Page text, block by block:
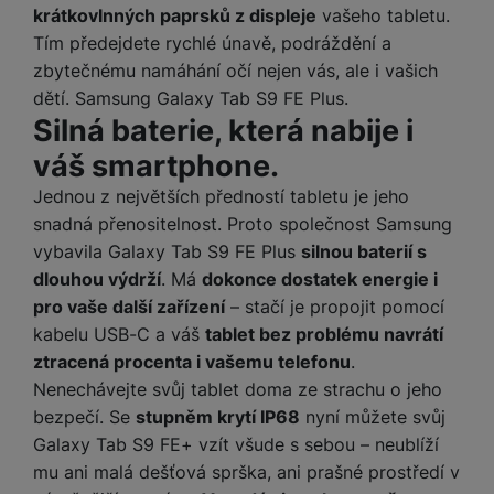
n
st
ví
k
v
y
s
a
v
a
ů
m
v
l
a
d
č
e
H
e
r
n
í
sl
h
á
k
l
e
z
e
D
l
k
o
v
é
o
v
d
a
P
o
w
e
r
b
n
k
y
B
e
P
krátkovlnných paprsků z displeje vašeho tabletu.
Tím předejdete rychlé únavě, podráždění a
zbytečnému namáhání očí nejen vás, ale i vašich
dětí. Samsung Galaxy Tab S9 FE Plus.
Silná baterie, která nabije i
váš smartphone.
Jednou z největších předností tabletu je jeho
snadná přenositelnost. Proto společnost Samsung
vybavila Galaxy Tab S9 FE Plus silnou baterií s
dlouhou výdrží. Má dokonce dostatek energie i
pro vaše další zařízení– stačí je propojit pomocí
kabelu USB-C a váš tablet bez problému navrátí
ztracená procenta i vašemu telefonu.
Nenechávejte svůj tablet doma ze strachu o jeho
bezpečí. Se stupněm krytí IP68 nyní můžete svůj
Galaxy Tab S9 FE+ vzít všude s sebou – neublíží
mu ani malá dešťová sprška, ani prašné prostředí v